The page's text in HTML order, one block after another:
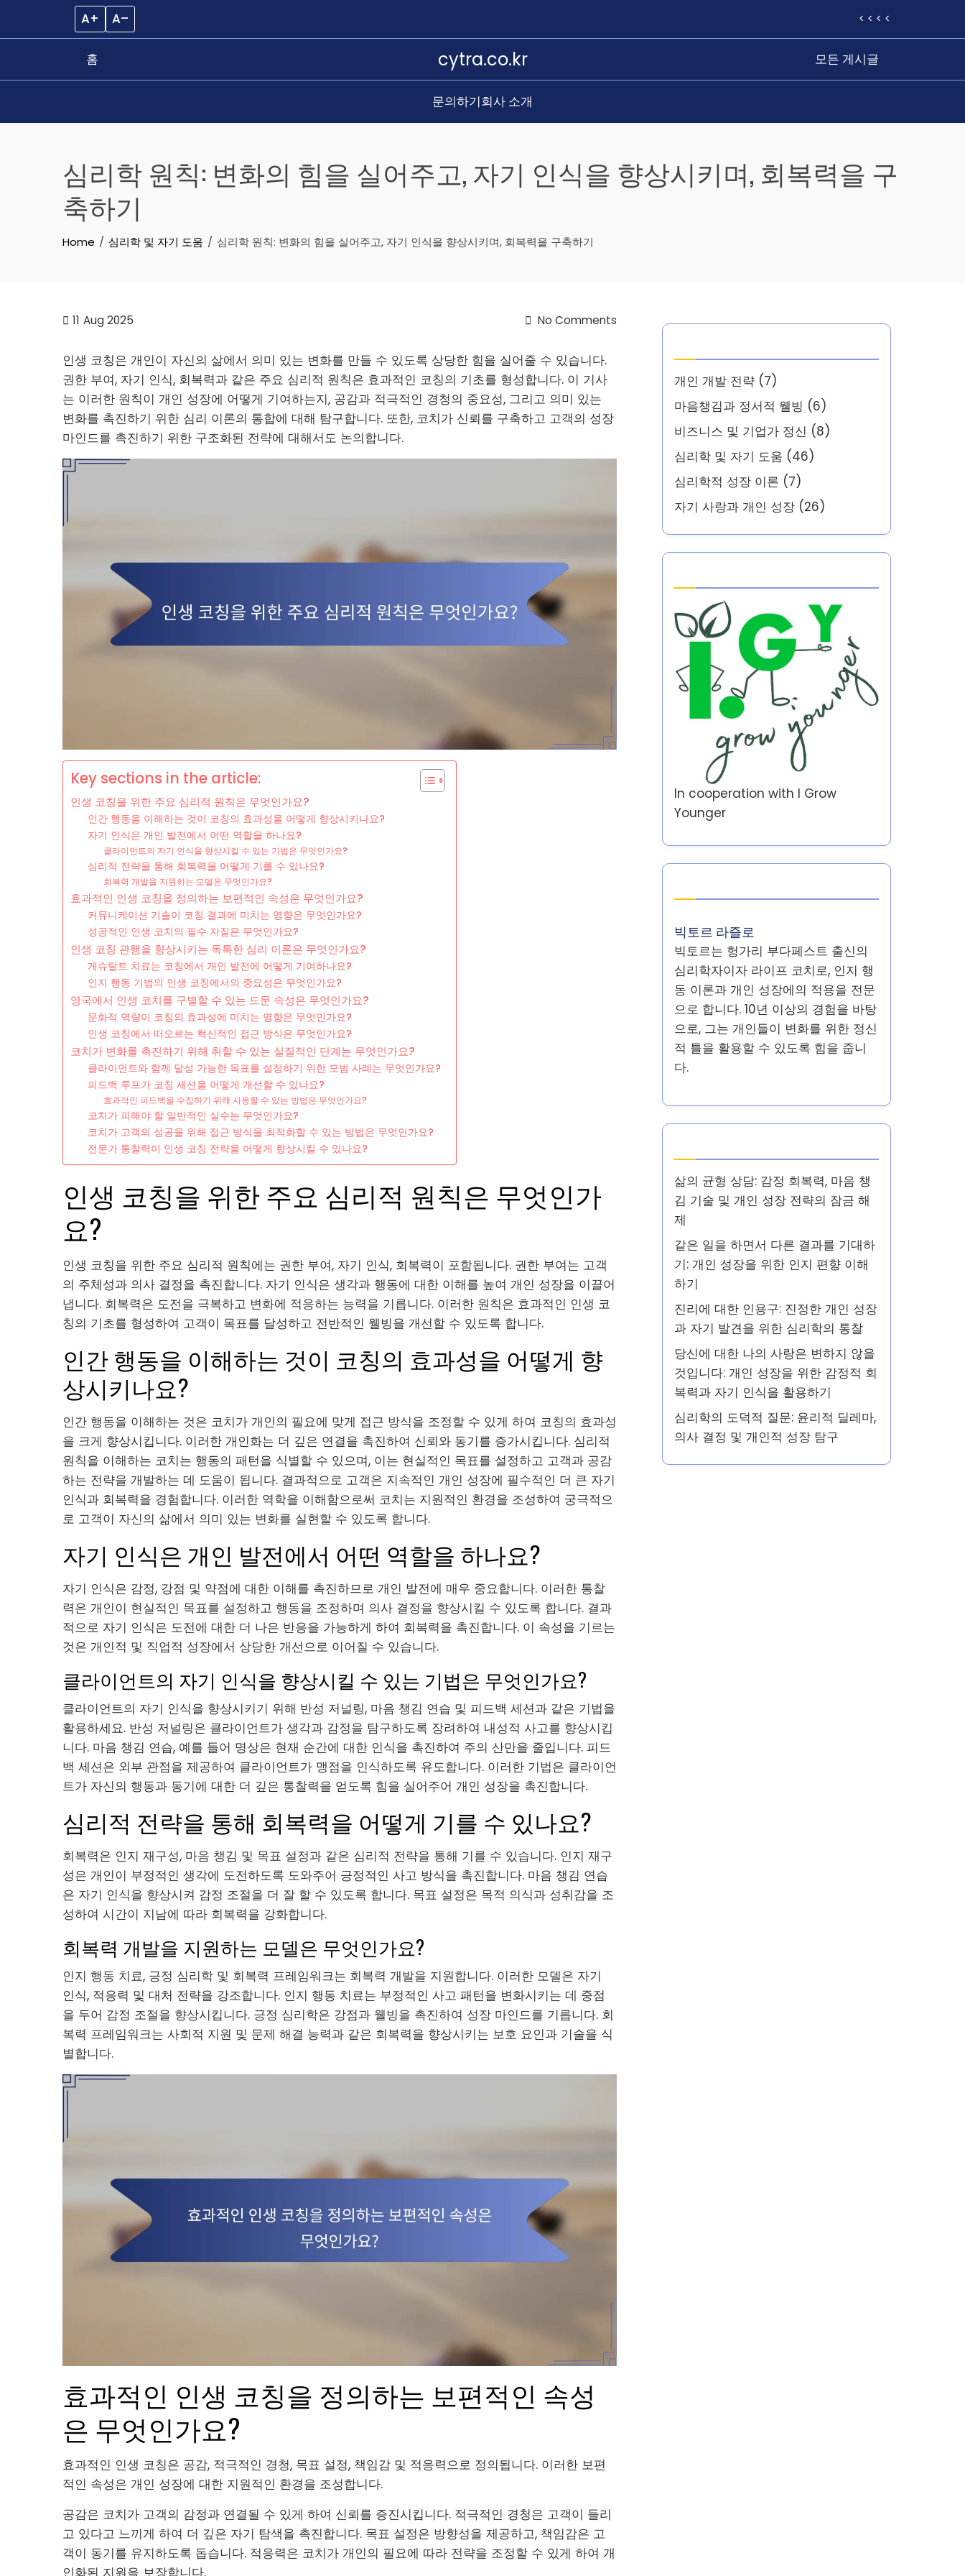
A+ A– < < < <
홈 cytra.co.kr 모든 게시글
문의하기회사 소개
심리학 원칙: 변화의 힘을 실어주고, 자기 인식을 향상시키며, 회복력을 구
축하기
Home 심리학 및 자기 도움 심리학 원칙: 변화의 힘을 실어주고, 자기 인식을 향상시키며, 회복력을 구축하기
11 Aug 2025 No Comments
인생 코칭은 개인이 자신의 삶에서 의미 있는 변화를 만들 수 있도록 상당한 힘을 실어줄 수 있습니다.
권한 부여, 자기 인식, 회복력과 같은 주요 심리적 원칙은 효과적인 코칭의 기초를 형성합니다. 이 기사
는 이러한 원칙이 개인 성장에 어떻게 기여하는지, 공감과 적극적인 경청의 중요성, 그리고 의미 있는
변화를 촉진하기 위한 심리 이론의 통합에 대해 탐구합니다. 또한, 코치가 신뢰를 구축하고 고객의 성장
마인드를 촉진하기 위한 구조화된 전략에 대해서도 논의합니다.
Key sections in the article:
인생 코칭을 위한 주요 심리적 원칙은 무엇인가요?
인간 행동을 이해하는 것이 코칭의 효과성을 어떻게 향상시키나요?
자기 인식은 개인 발전에서 어떤 역할을 하나요?
클라이언트의 자기 인식을 향상시킬 수 있는 기법은 무엇인가요?
심리적 전략을 통해 회복력을 어떻게 기를 수 있나요?
회복력 개발을 지원하는 모델은 무엇인가요?
효과적인 인생 코칭을 정의하는 보편적인 속성은 무엇인가요?
커뮤니케이션 기술이 코칭 결과에 미치는 영향은 무엇인가요?
성공적인 인생 코치의 필수 자질은 무엇인가요?
인생 코칭 관행을 향상시키는 독특한 심리 이론은 무엇인가요?
게슈탈트 치료는 코칭에서 개인 발전에 어떻게 기여하나요?
인지 행동 기법의 인생 코칭에서의 중요성은 무엇인가요?
영국에서 인생 코치를 구별할 수 있는 드문 속성은 무엇인가요?
문화적 역량이 코칭의 효과성에 미치는 영향은 무엇인가요?
인생 코칭에서 떠오르는 혁신적인 접근 방식은 무엇인가요?
코치가 변화를 촉진하기 위해 취할 수 있는 실질적인 단계는 무엇인가요?
클라이언트와 함께 달성 가능한 목표를 설정하기 위한 모범 사례는 무엇인가요?
피드백 루프가 코칭 세션을 어떻게 개선할 수 있나요?
효과적인 피드백을 수집하기 위해 사용할 수 있는 방법은 무엇인가요?
코치가 피해야 할 일반적인 실수는 무엇인가요?
코치가 고객의 성공을 위해 접근 방식을 최적화할 수 있는 방법은 무엇인가요?
전문가 통찰력이 인생 코칭 전략을 어떻게 향상시킬 수 있나요?
인생 코칭을 위한 주요 심리적 원칙은 무엇인가
요?
인생 코칭을 위한 주요 심리적 원칙에는 권한 부여, 자기 인식, 회복력이 포함됩니다. 권한 부여는 고객
의 주체성과 의사 결정을 촉진합니다. 자기 인식은 생각과 행동에 대한 이해를 높여 개인 성장을 이끌어
냅니다. 회복력은 도전을 극복하고 변화에 적응하는 능력을 기릅니다. 이러한 원칙은 효과적인 인생 코
칭의 기초를 형성하여 고객이 목표를 달성하고 전반적인 웰빙을 개선할 수 있도록 합니다.
인간 행동을 이해하는 것이 코칭의 효과성을 어떻게 향
상시키나요?
인간 행동을 이해하는 것은 코치가 개인의 필요에 맞게 접근 방식을 조정할 수 있게 하여 코칭의 효과성
을 크게 향상시킵니다. 이러한 개인화는 더 깊은 연결을 촉진하여 신뢰와 동기를 증가시킵니다. 심리적
원칙을 이해하는 코치는 행동의 패턴을 식별할 수 있으며, 이는 현실적인 목표를 설정하고 고객과 공감
하는 전략을 개발하는 데 도움이 됩니다. 결과적으로 고객은 지속적인 개인 성장에 필수적인 더 큰 자기
인식과 회복력을 경험합니다. 이러한 역학을 이해함으로써 코치는 지원적인 환경을 조성하여 궁극적으
로 고객이 자신의 삶에서 의미 있는 변화를 실현할 수 있도록 합니다.
자기 인식은 개인 발전에서 어떤 역할을 하나요?
자기 인식은 감정, 강점 및 약점에 대한 이해를 촉진하므로 개인 발전에 매우 중요합니다. 이러한 통찰
력은 개인이 현실적인 목표를 설정하고 행동을 조정하며 의사 결정을 향상시킬 수 있도록 합니다. 결과
적으로 자기 인식은 도전에 대한 더 나은 반응을 가능하게 하여 회복력을 촉진합니다. 이 속성을 기르는
것은 개인적 및 직업적 성장에서 상당한 개선으로 이어질 수 있습니다.
클라이언트의 자기 인식을 향상시킬 수 있는 기법은 무엇인가요?
클라이언트의 자기 인식을 향상시키기 위해 반성 저널링, 마음 챙김 연습 및 피드백 세션과 같은 기법을
활용하세요. 반성 저널링은 클라이언트가 생각과 감정을 탐구하도록 장려하여 내성적 사고를 향상시킵
니다. 마음 챙김 연습, 예를 들어 명상은 현재 순간에 대한 인식을 촉진하여 주의 산만을 줄입니다. 피드
백 세션은 외부 관점을 제공하여 클라이언트가 맹점을 인식하도록 유도합니다. 이러한 기법은 클라이언
트가 자신의 행동과 동기에 대한 더 깊은 통찰력을 얻도록 힘을 실어주어 개인 성장을 촉진합니다.
심리적 전략을 통해 회복력을 어떻게 기를 수 있나요?
회복력은 인지 재구성, 마음 챙김 및 목표 설정과 같은 심리적 전략을 통해 기를 수 있습니다. 인지 재구
성은 개인이 부정적인 생각에 도전하도록 도와주어 긍정적인 사고 방식을 촉진합니다. 마음 챙김 연습
은 자기 인식을 향상시켜 감정 조절을 더 잘 할 수 있도록 합니다. 목표 설정은 목적 의식과 성취감을 조
성하여 시간이 지남에 따라 회복력을 강화합니다.
회복력 개발을 지원하는 모델은 무엇인가요?
인지 행동 치료, 긍정 심리학 및 회복력 프레임워크는 회복력 개발을 지원합니다. 이러한 모델은 자기
인식, 적응력 및 대처 전략을 강조합니다. 인지 행동 치료는 부정적인 사고 패턴을 변화시키는 데 중점
을 두어 감정 조절을 향상시킵니다. 긍정 심리학은 강점과 웰빙을 촉진하여 성장 마인드를 기릅니다. 회
복력 프레임워크는 사회적 지원 및 문제 해결 능력과 같은 회복력을 향상시키는 보호 요인과 기술을 식
별합니다.
효과적인 인생 코칭을 정의하는 보편적인 속성
은 무엇인가요?
효과적인 인생 코칭은 공감, 적극적인 경청, 목표 설정, 책임감 및 적응력으로 정의됩니다. 이러한 보편
적인 속성은 개인 성장에 대한 지원적인 환경을 조성합니다.
공감은 코치가 고객의 감정과 연결될 수 있게 하여 신뢰를 증진시킵니다. 적극적인 경청은 고객이 들리
고 있다고 느끼게 하여 더 깊은 자기 탐색을 촉진합니다. 목표 설정은 방향성을 제공하고, 책임감은 고
객이 동기를 유지하도록 돕습니다. 적응력은 코치가 개인의 필요에 따라 전략을 조정할 수 있게 하여 개
인화된 지원을 보장합니다.
개인 개발 전략 (7)
마음챙김과 정서적 웰빙 (6)
비즈니스 및 기업가 정신 (8)
심리학 및 자기 도움 (46)
심리학적 성장 이론 (7)
자기 사랑과 개인 성장 (26)
In cooperation with I Grow
Younger
빅토르 라즐로
빅토르는 헝가리 부다페스트 출신의
심리학자이자 라이프 코치로, 인지 행
동 이론과 개인 성장에의 적용을 전문
으로 합니다. 10년 이상의 경험을 바탕
으로, 그는 개인들이 변화를 위한 정신
적 틀을 활용할 수 있도록 힘을 줍니
다.
삶의 균형 상담: 감정 회복력, 마음 챙
김 기술 및 개인 성장 전략의 잠금 해
제
같은 일을 하면서 다른 결과를 기대하
기: 개인 성장을 위한 인지 편향 이해
하기
진리에 대한 인용구: 진정한 개인 성장
과 자기 발견을 위한 심리학의 통찰
당신에 대한 나의 사랑은 변하지 않을
것입니다: 개인 성장을 위한 감정적 회
복력과 자기 인식을 활용하기
심리학의 도덕적 질문: 윤리적 딜레마,
의사 결정 및 개인적 성장 탐구